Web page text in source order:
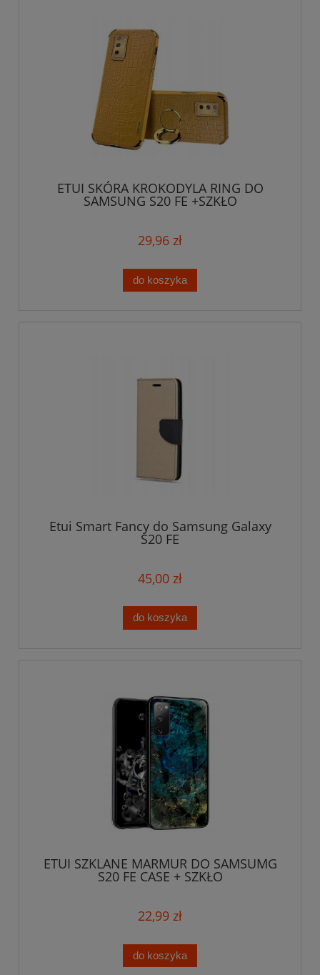
ETUI SKÓRA KROKODYLA RING DO
SAMSUNG S20 FE +SZKŁO
29,96 zł
do koszyka
Etui Smart Fancy do Samsung Galaxy
S20 FE
45,00 zł
do koszyka
ETUI SZKLANE MARMUR DO SAMSUMG
S20 FE CASE + SZKŁO
22,99 zł
do koszyka